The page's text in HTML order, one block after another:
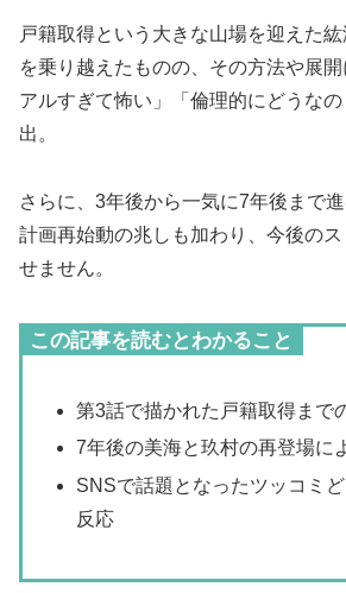
戸籍取得という大きな山場を迎えた
を乗り越えたものの、その方法や展
アルすぎて怖い」「倫理的にどうな
出。
さらに、3年後から一気に7年後まで
計画再始動の兆しも加わり、今後の
せません。
この記事を読むとわかること
第3話で描かれた戸籍取得まで
7年後の美海と玖村の再登場に
SNSで話題となったツッコミ
反応